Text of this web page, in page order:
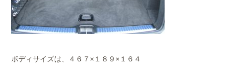
ボディサイズは、４６７×１８９×１６４